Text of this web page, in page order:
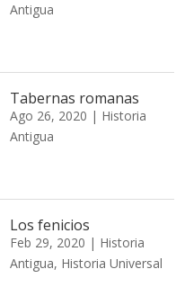
Antigua
Tabernas romanas
Ago 26, 2020 | Historia
Antigua
Los fenicios
Feb 29, 2020 | Historia
Antigua, Historia Universal